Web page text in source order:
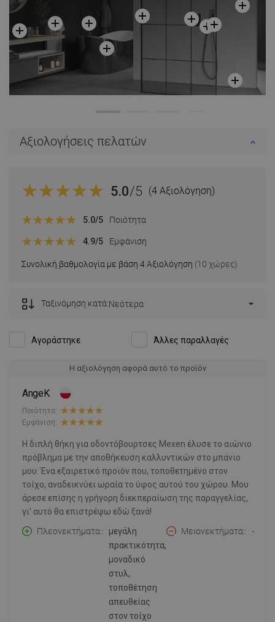
Αξιολογήσεις πελατών
5.0/5 (4 Αξιολόγηση)
Συνολική βαθμολογία με βάση 4 Αξιολόγηση (10 χώρες)
5.0/5 Ποιότητα
4.9/5 Εμφάνιση
Αγοράστηκε Άλλες παραλλαγές
Ταξινόμηση κατά:Νεότερα
Η αξιολόγηση αφορά αυτό το προϊόν
AngeK
Ποιότητα:
Εμφάνιση:
Η διπλή θήκη για οδοντόβουρτσες Mexen έλυσε το αιώνιο
πρόβλημα με την αποθήκευση καλλυντικών στο μπάνιο
μου. Ένα εξαιρετικό προϊόν που, τοποθετημένο στον
τοίχο, αναδεικνύει ωραία το ύφος αυτού του χώρου. Μου
άρεσε επίσης η γρήγορη διεκπεραίωση της παραγγελίας,
γι' αυτό θα επιστρέψω εδώ ξανά!
Πλεονεκτήματα:
μεγάλη
πρακτικότητα,
μοναδικό
στυλ,
τοποθέτηση
απευθείας
στον τοίχο
Μειονεκτήματα: -